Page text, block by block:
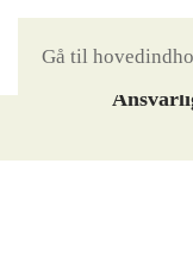
Gå til